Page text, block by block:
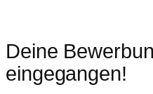
Deine
eingegangen!